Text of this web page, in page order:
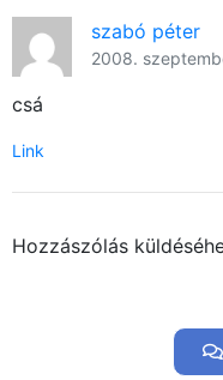
szabó péter
2008.
csá
Link
Hozzászólás